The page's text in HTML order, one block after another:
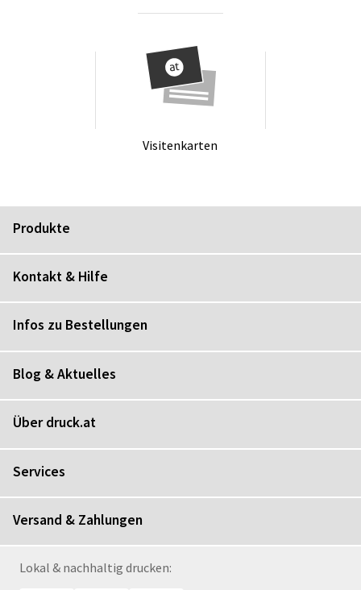
Vi­si­ten­kar­ten
Produkte
Kontakt & Hilfe
Infos zu Bestellungen
Blog & Aktuelles
Über druck.at
Services
Versand & Zahlungen
Lokal & nachhaltig drucken: